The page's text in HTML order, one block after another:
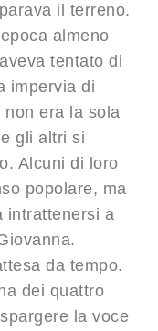
il terreno.
almeno
tentato di
impervia di
era la sola
gli altri si
Alcuni di loro
popolare, ma
intrattenersi a
da tempo.
dei quattro
la voce